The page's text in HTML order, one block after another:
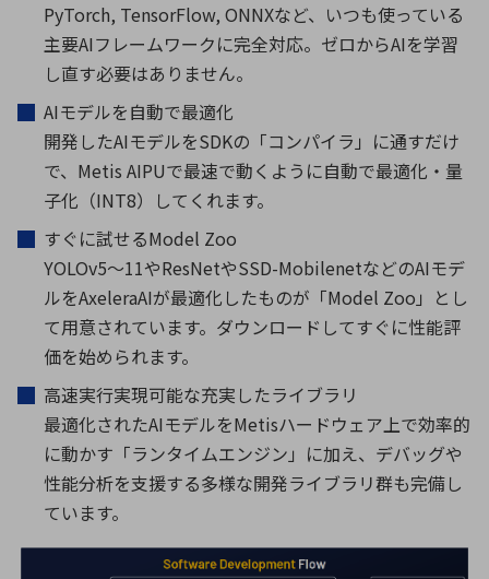
PyTorch, TensorFlow, ONNXなど、いつも使っている
主要AIフレームワークに完全対応。ゼロからAIを学習
し直す必要はありません。
AIモデルを自動で最適化
開発したAIモデルをSDKの「コンパイラ」に通すだけ
で、Metis AIPUで最速で動くように自動で最適化・量
子化（INT8）してくれます。
すぐに試せるModel Zoo
YOLOv5～11やResNetやSSD-MobilenetなどのAIモデ
ルをAxeleraAIが最適化したものが「Model Zoo」とし
て用意されています。ダウンロードしてすぐに性能評
価を始められます。
高速実行実現可能な充実したライブラリ
最適化されたAIモデルをMetisハードウェア上で効率的
に動かす「ランタイムエンジン」に加え、デバッグや
性能分析を支援する多様な開発ライブラリ群も完備し
ています。